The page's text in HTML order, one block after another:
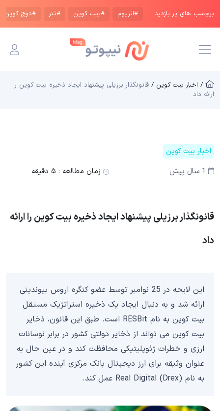
برچسب های پر بازدید : #اتریوم #بیت کوین #تتر #دوج کوین
/ اخبار بیت کوین / قانونگذار برزیلی پیشنهاد ایجاد ذخیره بیت کوین را
ارائه داد
اخبار بیت کوین
1 سال پیش
زمان مطالعه : ۵ دقیقه
قانونگذار برزیلی پیشنهاد ایجاد ذخیره بیت کوین را ارائه
داد
این لایحه در 25 نوامبر توسط عضو کنگره اروس بیوندینی
ارائه شد و به دنبال ایجاد یک ذخیره استراتژیک مستقل
بیت کوین به نام RESBit است. طبق این قانون، ذخایر
بیت کوین می تواند از ذخایر دولتی کشور در برابر نوسانات
ارزی و خطرات ژئوپلیتیکی محافظت کند و در عین حال به
عنوان وثیقه برای ارز دیجیتال بانک مرکزی آینده این کشور
به نام Real Digital (Drex) عمل کند.